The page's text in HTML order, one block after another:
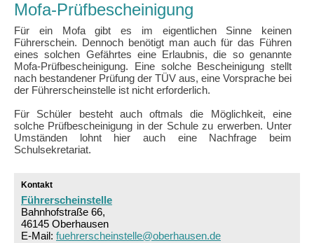
Mofa-Prüfbescheinigung
Für ein Mofa gibt es im eigentlichen Sinne keinen
Führerschein. Dennoch benötigt man auch für das Führen
eines solchen Gefährtes eine Erlaubnis, die so genannte
Mofa-Prüfbescheinigung. Eine solche Bescheinigung stellt
nach bestandener Prüfung der TÜV aus, eine Vorsprache bei
der Führerscheinstelle ist nicht erforderlich.
Für Schüler besteht auch oftmals die Möglichkeit, eine
solche Prüfbescheinigung in der Schule zu erwerben. Unter
Umständen lohnt hier auch eine Nachfrage beim
Schulsekretariat.
Kontakt
Führerscheinstelle
Bahnhofstraße 66,
46145 Oberhausen
E-Mail: fuehrerscheinstelle@oberhausen.de